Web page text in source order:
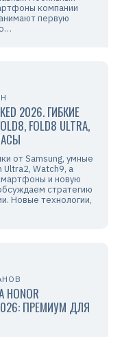
компании
первую
2026. ГИБКИЕ
FOLD8 ULTRA,
от Samsung, умные
Ultra2, Watch9, а
и новую
стратегию
Новые технологии,
ПРЕМИУМ ДЛЯ